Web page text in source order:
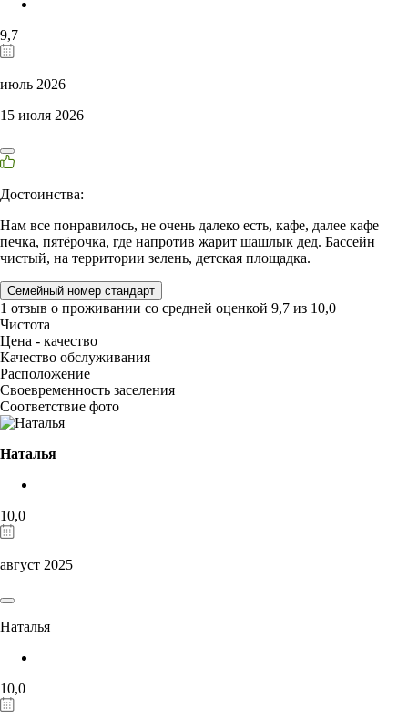
9,7
июль 2026
15 июля 2026
Достоинства:
Нам все понравилось, не очень далеко есть, кафе, далее кафе
печка, пятёрочка, где напротив жарит шашлык дед. Бассейн
чистый, на территории зелень, детская площадка.
Семейный номер стандарт
1 отзыв о проживании со средней оценкой 9,7 из 10,0
Чистота
Цена - качество
Качество обслуживания
Расположение
Своевременность заселения
Соответствие фото
Наталья
10,0
август 2025
Наталья
10,0